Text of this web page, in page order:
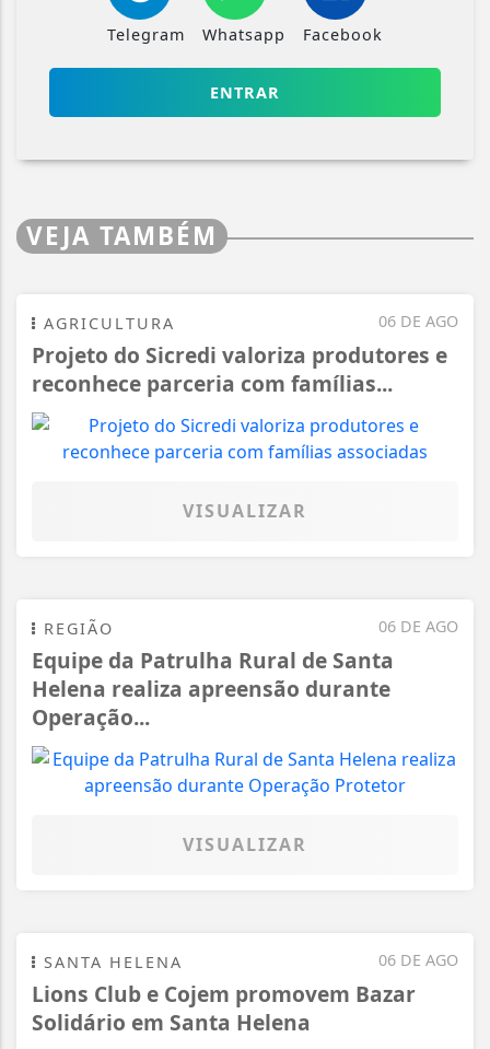
Telegram Whatsapp Facebook
ENTRAR
VEJA TAMBÉM
06 DE AGO
AGRICULTURA
Projeto do Sicredi valoriza produtores e
reconhece parceria com famílias...
VISUALIZAR
06 DE AGO
REGIÃO
Equipe da Patrulha Rural de Santa
Helena realiza apreensão durante
Operação...
VISUALIZAR
06 DE AGO
SANTA HELENA
Lions Club e Cojem promovem Bazar
Solidário em Santa Helena